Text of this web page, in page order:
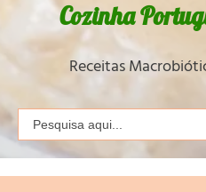
Cozinha
Receitas
Search
for: